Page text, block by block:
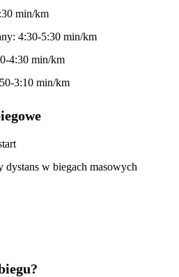
min/km
4:30-5:30 min/km
4:30 min/km
3:10 min/km
dystans w biegach masowych